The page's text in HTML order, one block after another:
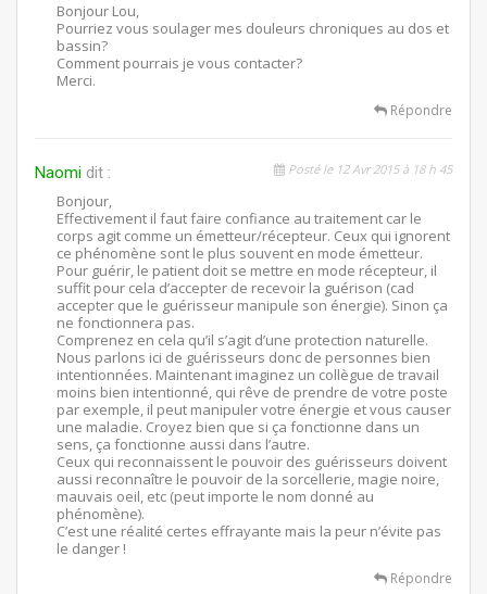
Bonjour Lou,
Pourriez vous soulager mes douleurs chroniques au dos et
bassin?
Comment pourrais je vous contacter?
Merci.
Répondre
Naomi dit : Posté le 12 Avr 2015 à 18 h 45
Bonjour,
Effectivement il faut faire confiance au traitement car le
corps agit comme un émetteur/récepteur. Ceux qui ignorent
ce phénomène sont le plus souvent en mode émetteur.
Pour guérir, le patient doit se mettre en mode récepteur, il
suffit pour cela d’accepter de recevoir la guérison (cad
accepter que le guérisseur manipule son énergie). Sinon ça
ne fonctionnera pas.
Comprenez en cela qu’il s’agit d’une protection naturelle.
Nous parlons ici de guérisseurs donc de personnes bien
intentionnées. Maintenant imaginez un collègue de travail
moins bien intentionné, qui rêve de prendre de votre poste
par exemple, il peut manipuler votre énergie et vous causer
une maladie. Croyez bien que si ça fonctionne dans un
sens, ça fonctionne aussi dans l’autre.
Ceux qui reconnaissent le pouvoir des guérisseurs doivent
aussi reconnaître le pouvoir de la sorcellerie, magie noire,
mauvais oeil, etc (peut importe le nom donné au
phénomène).
C’est une réalité certes effrayante mais la peur n’évite pas
le danger !
Répondre